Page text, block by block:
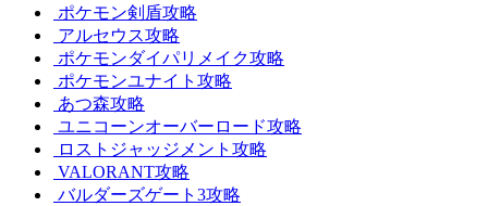
ポケモン剣盾攻略
アルセウス攻略
ポケモンダイパリメイク攻略
ポケモンユナイト攻略
あつ森攻略
ユニコーンオーバーロード攻略
ロストジャッジメント攻略
VALORANT攻略
バルダーズゲート3攻略